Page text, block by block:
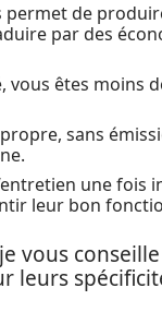
permet de
par des
êtes moins
sans
une fois
leur bon
vous
leurs